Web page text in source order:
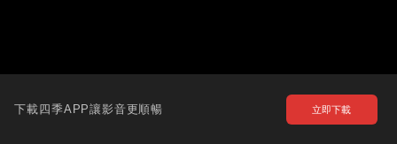
下載四季APP讓影音更順暢 立即下載